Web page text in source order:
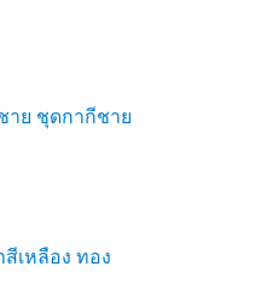
าย ชุดกากีชาย
เหลือง ทอง